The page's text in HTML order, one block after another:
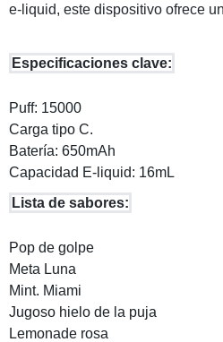
e-liquid, este dispositivo ofrece
Especificaciones clave:
Puff: 15000
Carga tipo C.
Batería: 650mAh
Capacidad E-liquid: 16mL
Lista de sabores:
Pop de golpe
Meta Luna
Mint. Miami
Jugoso hielo de la puja
Lemonade rosa